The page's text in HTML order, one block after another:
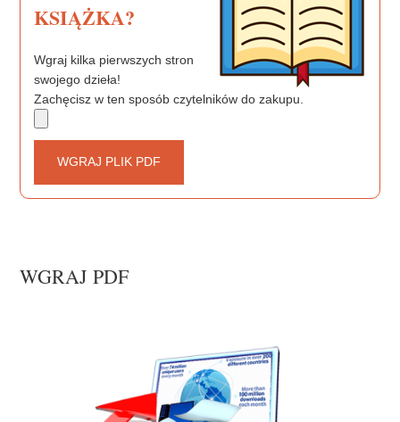
KSIĄŻKA?
Wgraj kilka pierwszych stron
swojego dzieła!
Zachęcisz w ten sposób czytelników do zakupu.
WGRAJ PLIK PDF
WGRAJ PDF